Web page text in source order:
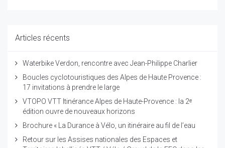
Articles récents
Waterbike Verdon, rencontre avec Jean-Philippe Charlier
Boucles cyclotouristiques des Alpes de Haute Provence :
17 invitations à prendre le large
VTOPO VTT Itinérance Alpes de Haute-Provence : la 2ᵉ
édition ouvre de nouveaux horizons
Brochure « La Durance à Vélo, un itinéraire au fil de l’eau
Retour sur les Assises nationales des Espaces et